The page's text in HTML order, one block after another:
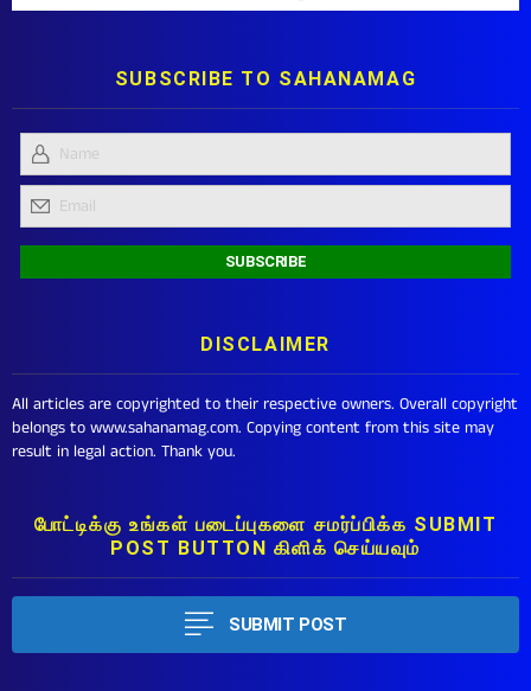
SUBSCRIBE TO SAHANAMAG
DISCLAIMER
All articles are copyrighted to their respective owners. Overall copyright
belongs to www.sahanamag.com. Copying content from this site may
result in legal action. Thank you.
போட்டிக்கு உங்கள் படைப்புகளை சமர்ப்பிக்க SUBMIT
POST BUTTON கிளிக் செய்யவும்
SUBMIT POST